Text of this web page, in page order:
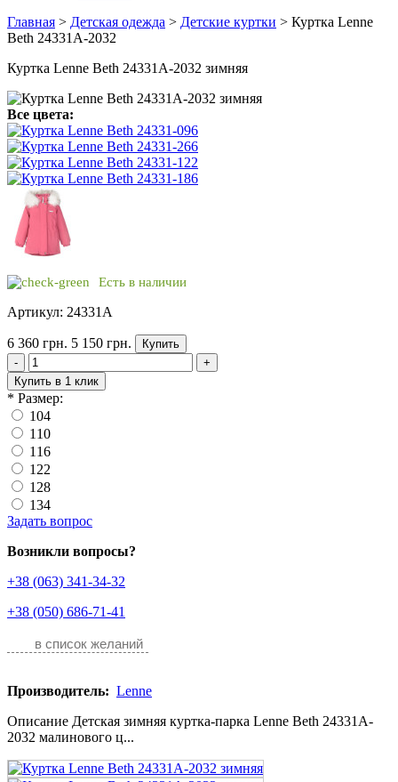
Главная > Детская одежда > Детские куртки > Куртка Lenne
Beth 24331A-2032
Куртка Lenne Beth 24331A-2032 зимняя
Все цвета:
Есть в наличии
Артикул: 24331A
6 360 грн. 5 150 грн.
Купить
-
+
Купить в 1 клик
* Размер:
104
110
116
122
128
134
Задать вопрос
Возникли вопросы?
+38 (063) 341-34-32
+38 (050) 686-71-41
в список желаний
Производитель: Lenne
Описание Детская зимняя куртка-парка Lenne Beth 24331A-
2032 малинового ц...